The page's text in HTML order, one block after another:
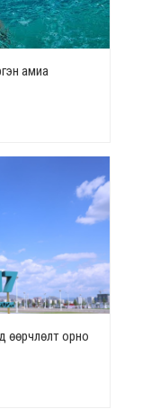
амиа
өөрчлөлт орно